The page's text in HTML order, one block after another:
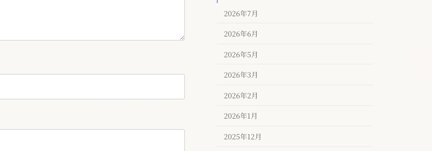
2026年7月
2026年6月
2026年5月
2026年3月
2026年2月
2026年1月
2025年12月